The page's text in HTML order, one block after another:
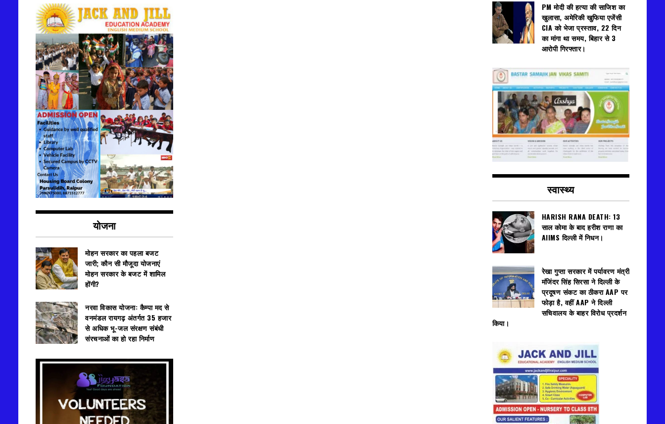
योजना
मोहन सरकार का पहला बजट
जारी; कौन सी मौजूदा योजनाएं
मोहन सरकार के बजट में शामिल
होंगी?
नरवा विकास योजना: कैम्पा मद से
वनमंडल रायगढ़ अंतर्गत 35 हजार
से अधिक भू-जल संरक्षण संबंधी
संरचनाओं का हो रहा निर्माण
PM मोदी की हत्या की साजिश का
खुलासा, अमेरिकी खुफिया एजेंसी
CIA को भेजा प्रस्ताव, 22 दिन
का मांगा था समय, बिहार से 3
आरोपी गिरफ्तार।
स्वास्थ्य
HARISH RANA DEATH: 13
साल कोमा के बाद हरीश राणा का
AIIMS दिल्ली में निधन।
रेखा गुप्ता सरकार में पर्यावरण मंत्री
मंजिंदर सिंह सिरसा ने दिल्ली के
प्रदूषण संकट का ठीकरा AAP पर
फोड़ा है, वहीं AAP ने दिल्ली
सचिवालय के बाहर विरोध प्रदर्शन
किया।